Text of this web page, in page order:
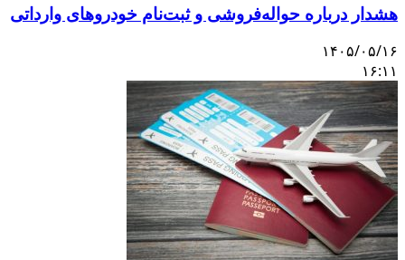
هشدار درباره حواله‌فروشی و ثبت‌نام خودروهای وارداتی
۱۴۰۵/۰۵/۱۶
۱۶:۱۱